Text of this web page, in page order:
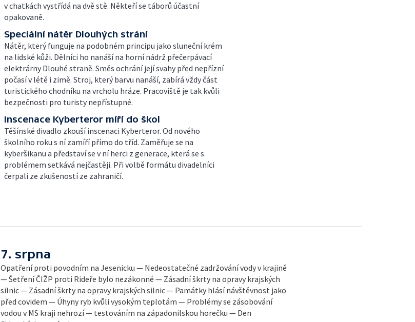
v chatkách vystřídá na dvě stě. Někteří se táborů účastní
opakovaně.
Speciální nátěr Dlouhých strání
Nátěr, který funguje na podobném principu jako sluneční krém
na lidské kůži. Dělníci ho nanáší na horní nádrž přečerpávací
elektrárny Dlouhé straně. Směs ochrání její svahy před nepřízní
počasí v létě i zimě. Stroj, který barvu nanáší, zabírá vždy část
turistického chodníku na vrcholu hráze. Pracoviště je tak kvůli
bezpečnosti pro turisty nepřístupné.
Inscenace Kyberteror míří do škol
Těšínské divadlo zkouší inscenaci Kyberteror. Od nového
školního roku s ní zamíří přímo do tříd. Zaměřuje se na
kyberšikanu a představí se v ní herci z generace, která se s
problémem setkává nejčastěji. Při volbě formátu divadelníci
čerpali ze zkušeností ze zahraničí.
7. srpna
Opatření proti povodním na Jesenicku — Nedeostatečné zadržování vody v krajině
— Šetření ČIŽP proti Rideře bylo nezákonné — Zásadní škrty na opravy krajských
silnic — Zásadní škrty na opravy krajských silnic — Památky hlásí návštěvnost jako
před covidem — Úhyny ryb kvůli vysokým teplotám — Problémy se zásobování
vodou v MS kraji nehrozí — testováním na západonilskou horečku — Den